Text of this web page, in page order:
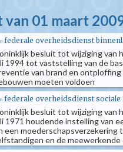
01 maart
federale overheidsdienst
besluit tot wijziging van
1994 tot vaststelling van de
van brand en ontploffing
moeten voldoen
federale overheidsdienst sociale
besluit tot wijziging van
1971 houdende instelling van
een moederschapsverzekering
en de